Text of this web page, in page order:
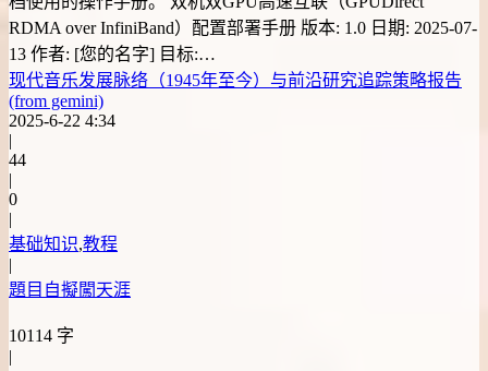
RDMA over InfiniBand）配置部署手册 版本: 1.0 日期: 2025-07-
13 作者: [您的名字] 目标:…
现代音乐发展脉络（1945年至今）与前沿研究追踪策略报告
(from gemini)
2025-6-22 4:34
|
44
|
0
|
基础知识,教程
|
題目自擬闖天涯
10114 字
|